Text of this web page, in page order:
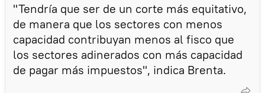
"Tendría que ser de un corte más equitativo,
de manera que los sectores con menos
capacidad contribuyan menos al fisco que
los sectores adinerados con más capacidad
de pagar más impuestos", indica Brenta.